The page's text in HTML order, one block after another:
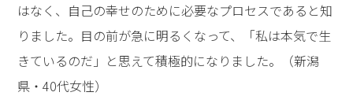
はなく、自己の幸せのために必要なプロセスであると知
りました。目の前が急に明るくなって、「私は本気で生
きているのだ」と思えて積極的になりました。（新潟
県・40代女性）